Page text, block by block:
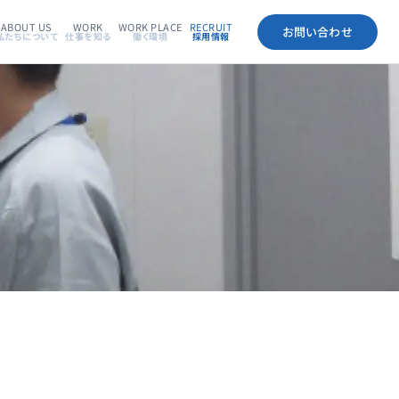
ABOUT US
たちについて
WORK
仕事を知る
WORK PLACE
働く環境
RECRUIT
採用情報 お問い合わせ